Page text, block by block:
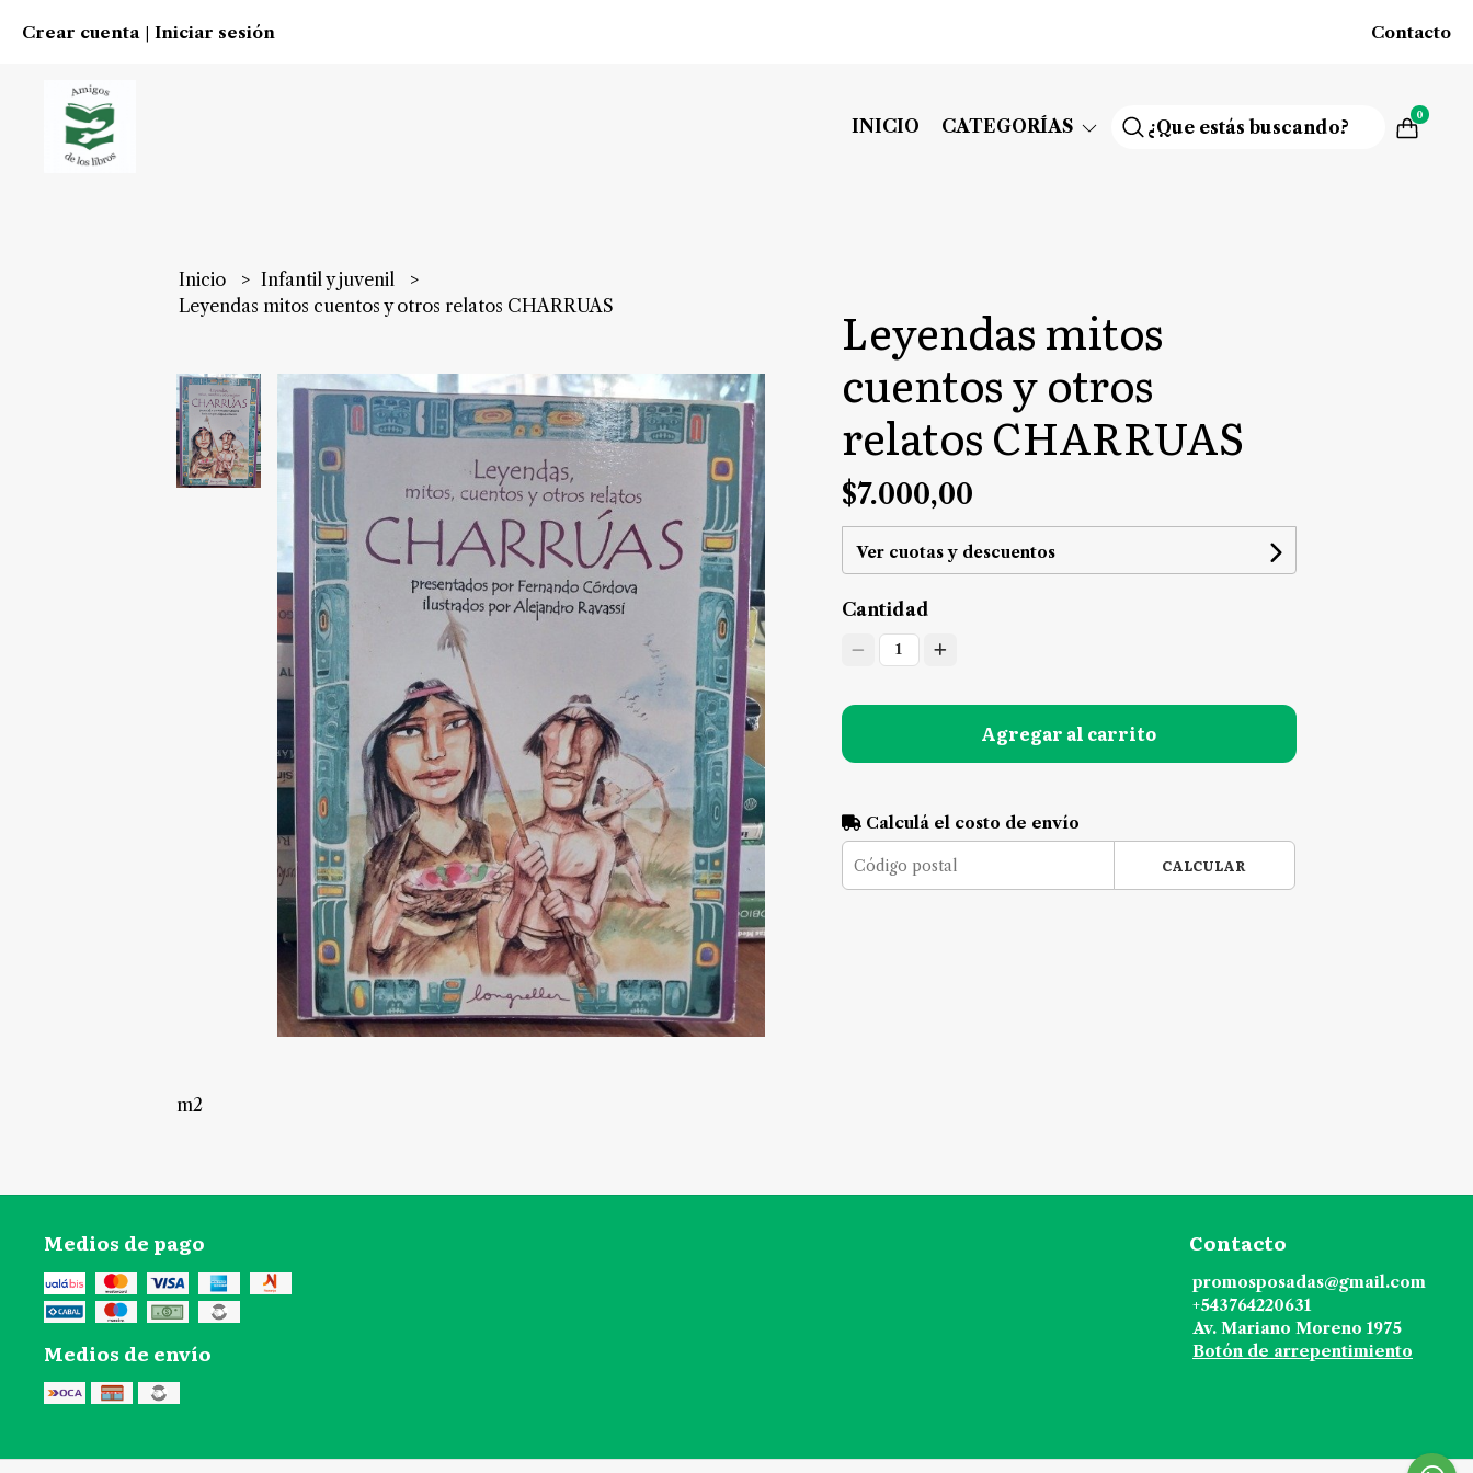
Crear cuenta Iniciar sesión Contacto
INICIO CATEGORÍAS
0
Inicio
Infantil y juvenil
Leyendas mitos cuentos y otros relatos CHARRUAS
m2
Leyendas mitos
cuentos y otros
relatos CHARRUAS
$7.000,00
Ver cuotas y descuentos
Cantidad
1
Agregar al carrito
Calculá el costo de envío
CALCULAR
Medios de pago
Medios de envío
Contacto
promosposadas@gmail.com
+543764220631
Av. Mariano Moreno 1975
Botón de arrepentimiento